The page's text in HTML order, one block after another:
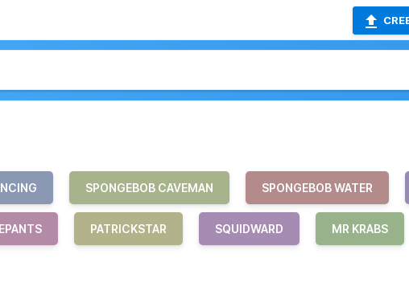
SPONGEBOB CAVEMAN SPONGEBOB WATER
PATRICKSTAR SQUIDWARD MR KRABS